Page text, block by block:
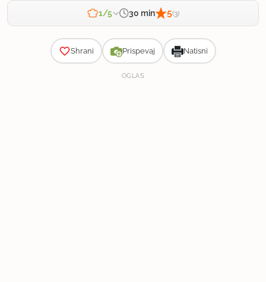
1/5 30 min 5(3)
Shrani Prispevaj Natisni
OGLAS